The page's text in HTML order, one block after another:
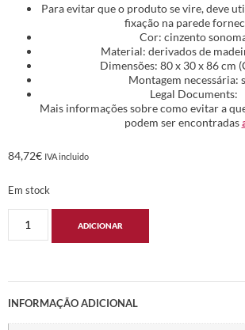
Para evitar que o produto se vire, deve
fixação na parede
Cor: cinzento
Material: derivados de
Dimensões: 80 x 30 x 86 cm
Montagem necessária:
Legal Documents:
Mais informações sobre como evitar a
podem ser encontradas
84,72€ IVA incluido
Em stock
ADICIONAR
INFORMAÇÃO ADICIONAL